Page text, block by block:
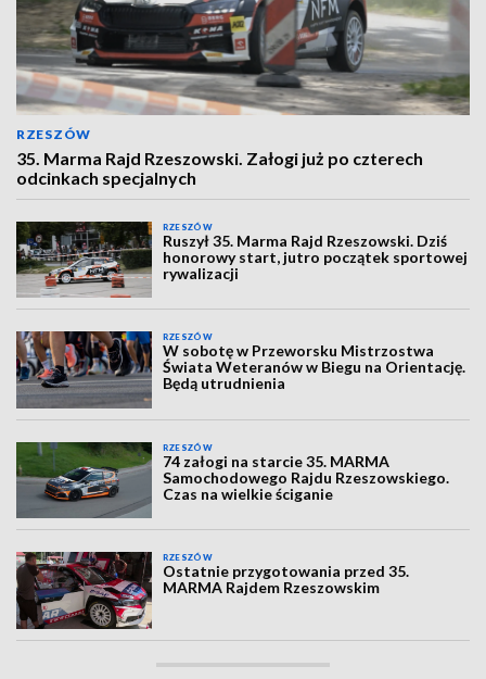
RZESZÓW
35. Marma Rajd Rzeszowski. Załogi już po czterech
odcinkach specjalnych
RZESZÓW
Ruszył 35. Marma Rajd Rzeszowski. Dziś
honorowy start, jutro początek sportowej
rywalizacji
RZESZÓW
W sobotę w Przeworsku Mistrzostwa
Świata Weteranów w Biegu na Orientację.
Będą utrudnienia
RZESZÓW
74 załogi na starcie 35. MARMA
Samochodowego Rajdu Rzeszowskiego.
Czas na wielkie ściganie
RZESZÓW
Ostatnie przygotowania przed 35.
MARMA Rajdem Rzeszowskim